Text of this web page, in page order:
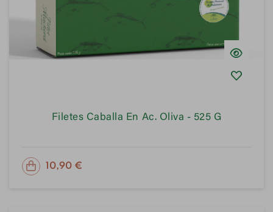
Filetes Caballa En Ac. Oliva - 525 G
PRECIO
10,90 €